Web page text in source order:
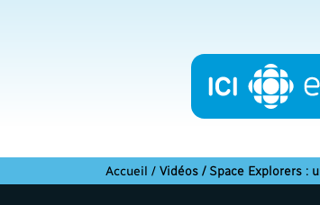
Accueil / Vidéos / Space Explorers :